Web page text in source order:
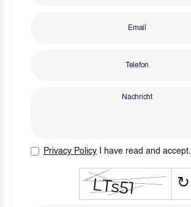
Privacy Policy I have read and accept.
↻